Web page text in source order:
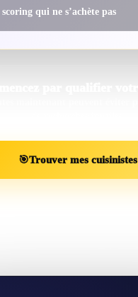
qui ne s’achète pas
🎯Trouver mes cuisinistes